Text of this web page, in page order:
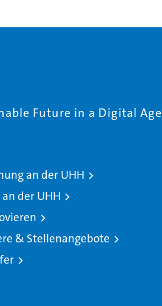
Future in a Digital Age
an der UHH
an der UHH
& Stellenangebote